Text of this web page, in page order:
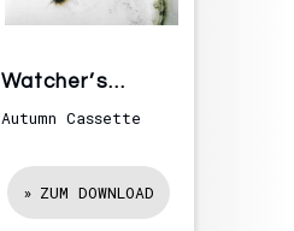
Watcher’s
Autumn Cassette
ZUM DOWNLOAD